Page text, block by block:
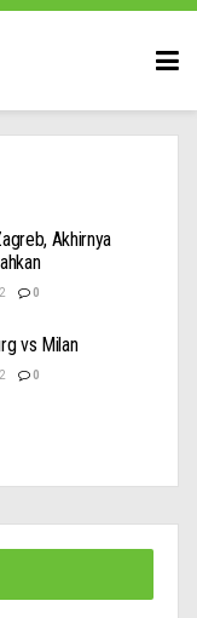
Akhirnya
0
vs Milan
0